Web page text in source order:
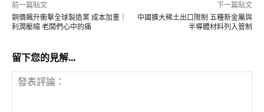
前一篇貼文
銅價飆升衝擊全球製造業 成本加重｜
利潤壓縮 老闆們心中的痛
下一篇貼文
中國擴大稀土出口限制 五種新金屬與
半導體材料列入管制
留下您的見解...